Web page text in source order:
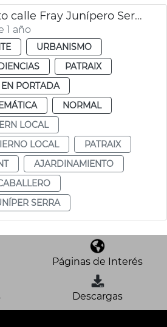
Ajardinamiento calle Fray Junípero Serra Patraix
1 año
URBANISMO
PATRAIX
EN PORTADA
NORMAL
LOCAL
LOCAL
PATRAIX
AJARDINAMIENTO
SERRA
Páginas de Interés
Descargas